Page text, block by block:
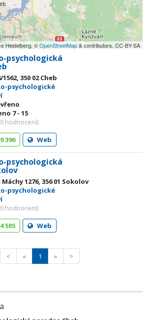
Heidelberg, ©OpenStreetMap& contributors, CC-BY-SA
psychologická
350 02 Cheb
psychologické
7 - 15
0 hodnocení)
396
Web
psychologická
1276, 356 01 Sokolov
psychologické
0 hodnocení)
505
Web
< « 1 » >